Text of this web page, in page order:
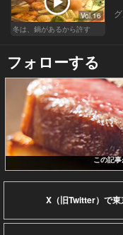
Vol.16
冬は、鍋があるから許す
フォローする
この記
X（旧Twitter）で